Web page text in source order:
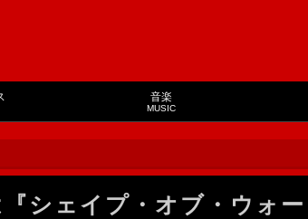
音楽
MUSIC
シェイプ・オブ・ウォー